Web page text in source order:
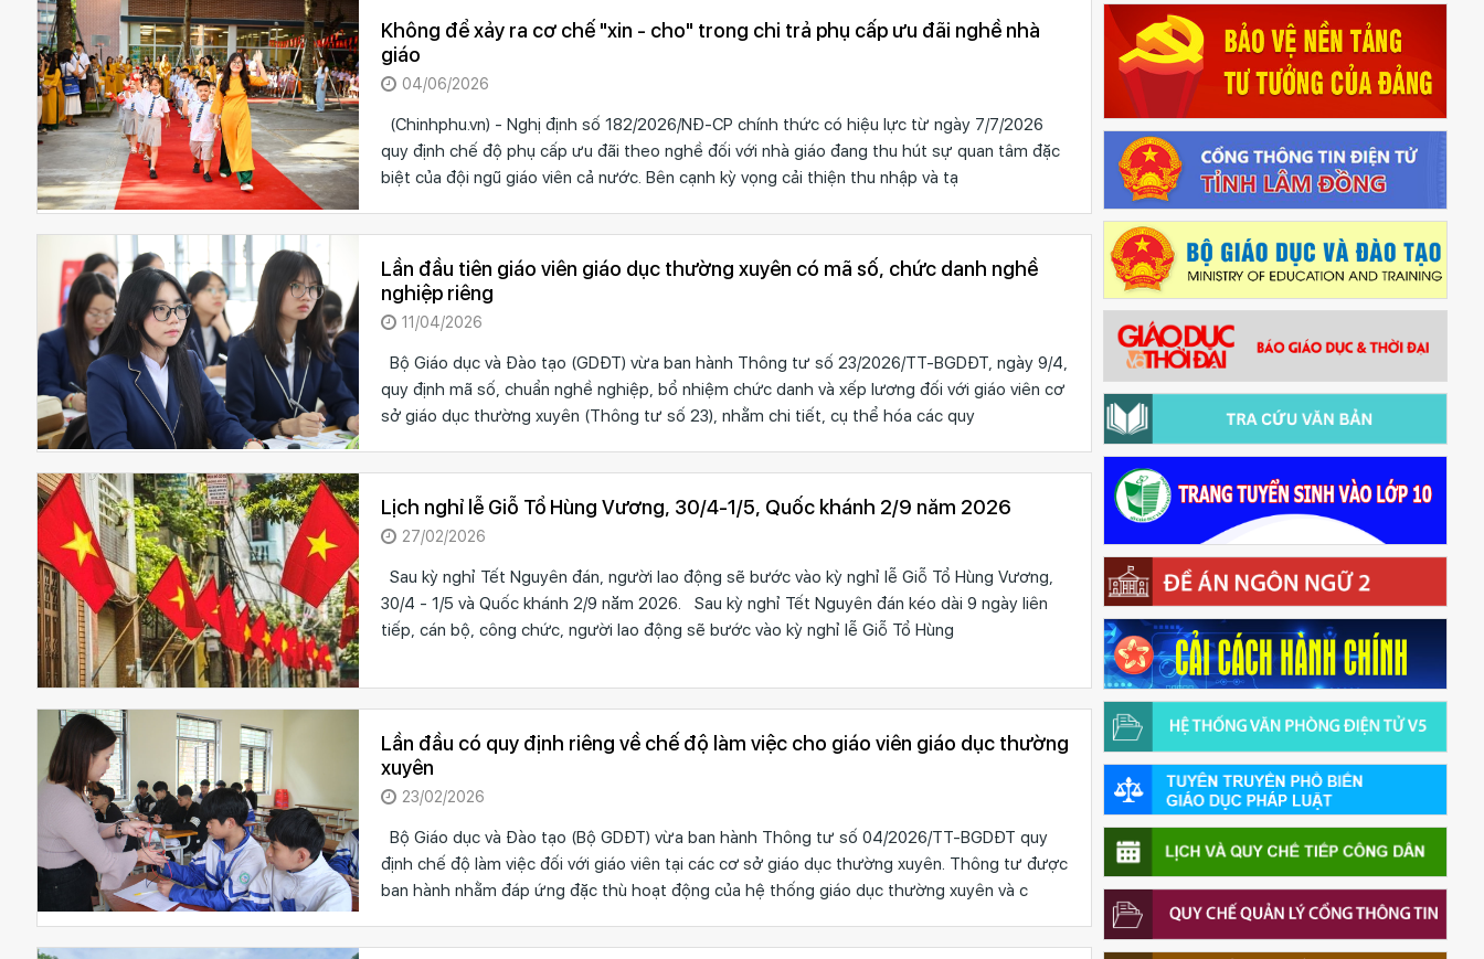
Không để xảy ra cơ chế "xin - cho" trong chi trả phụ cấp ưu đãi nghề nhà
giáo
04/06/2026
(Chinhphu.vn) - Nghị định số 182/2026/NĐ-CP chính thức có hiệu lực từ ngày 7/7/2026
quy định chế độ phụ cấp ưu đãi theo nghề đối với nhà giáo đang thu hút sự quan tâm đặc
biệt của đội ngũ giáo viên cả nước. Bên cạnh kỳ vọng cải thiện thu nhập và tạ
Lần đầu tiên giáo viên giáo dục thường xuyên có mã số, chức danh nghề
nghiệp riêng
11/04/2026
Bộ Giáo dục và Đào tạo (GDĐT) vừa ban hành Thông tư số 23/2026/TT-BGDĐT, ngày 9/4,
quy định mã số, chuẩn nghề nghiệp, bổ nhiệm chức danh và xếp lương đối với giáo viên cơ
sở giáo dục thường xuyên (Thông tư số 23), nhằm chi tiết, cụ thể hóa các quy
Lịch nghỉ lễ Giỗ Tổ Hùng Vương, 30/4-1/5, Quốc khánh 2/9 năm 2026
27/02/2026
Sau kỳ nghỉ Tết Nguyên đán, người lao động sẽ bước vào kỳ nghỉ lễ Giỗ Tổ Hùng Vương,
30/4 - 1/5 và Quốc khánh 2/9 năm 2026. Sau kỳ nghỉ Tết Nguyên đán kéo dài 9 ngày liên
tiếp, cán bộ, công chức, người lao động sẽ bước vào kỳ nghỉ lễ Giỗ Tổ Hùng
Lần đầu có quy định riêng về chế độ làm việc cho giáo viên giáo dục thường
xuyên
23/02/2026
Bộ Giáo dục và Đào tạo (Bộ GDĐT) vừa ban hành Thông tư số 04/2026/TT-BGDĐT quy
định chế độ làm việc đối với giáo viên tại các cơ sở giáo dục thường xuyên. Thông tư được
ban hành nhằm đáp ứng đặc thù hoạt động của hệ thống giáo dục thường xuyên và c